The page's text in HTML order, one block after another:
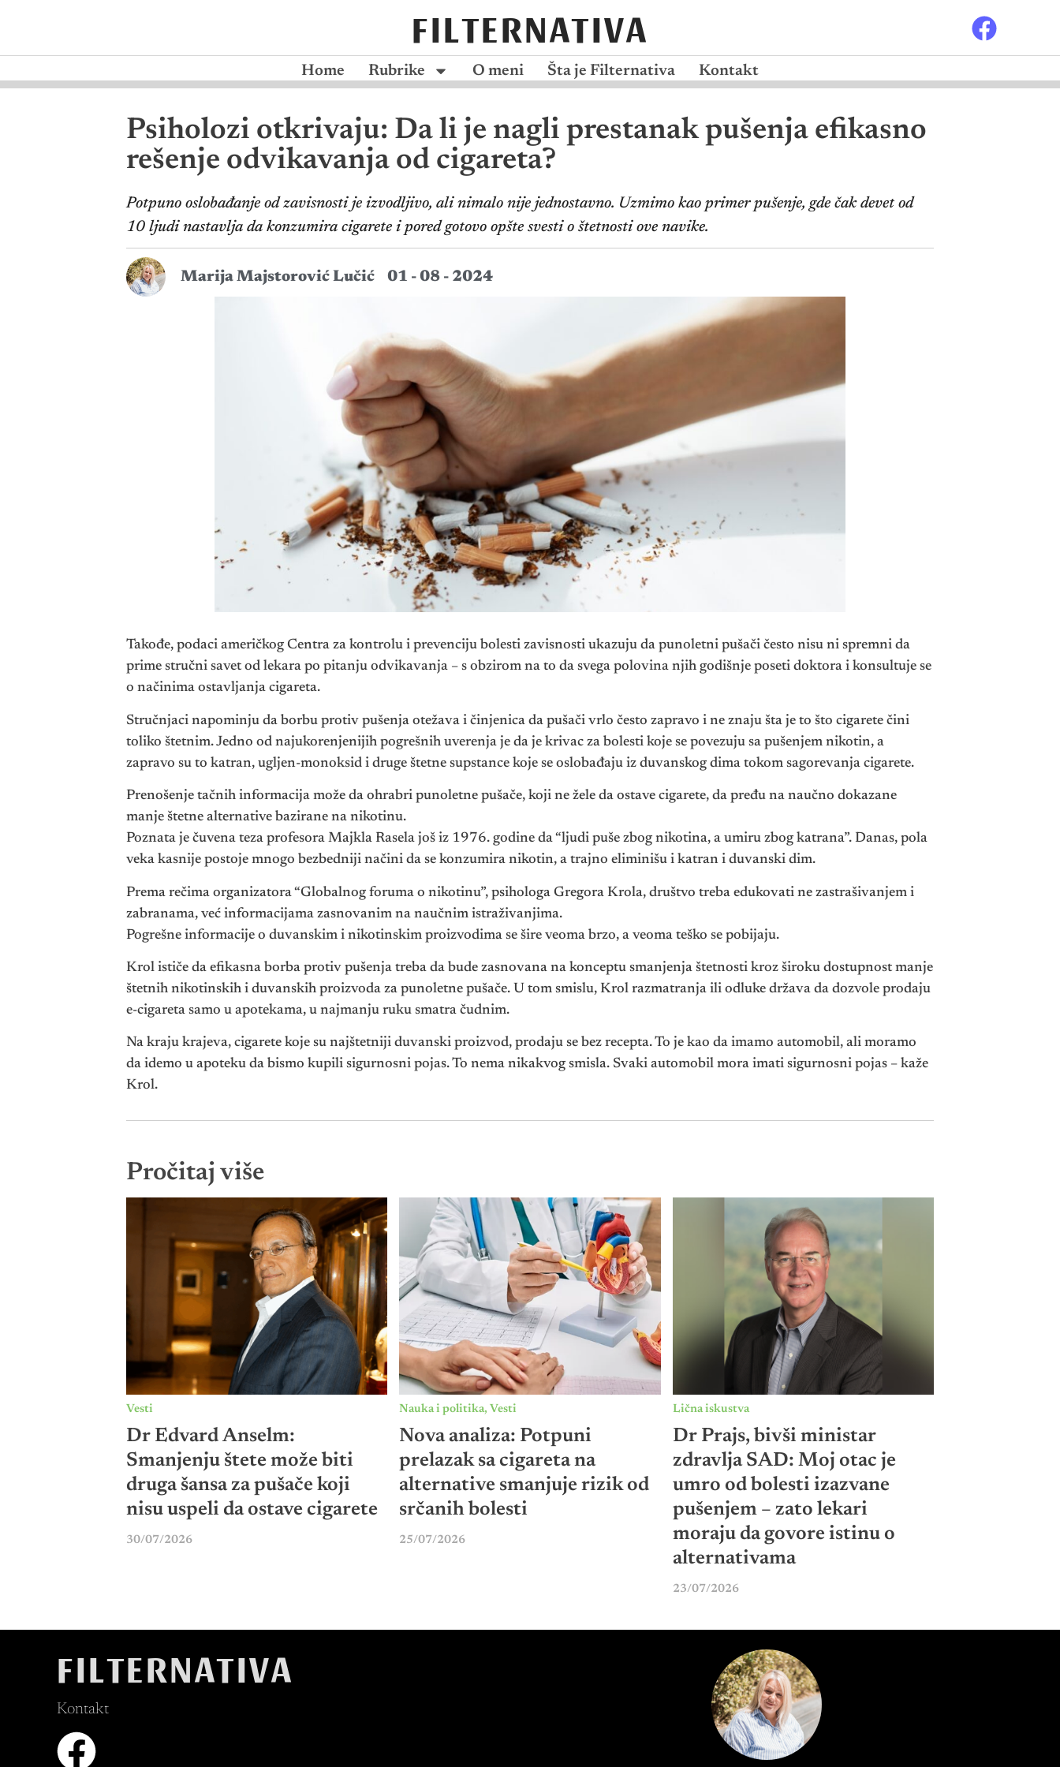
FILTERNATIVA
Home Rubrike O meni Šta je Filternativa Kontakt
Psiholozi otkrivaju: Da li je nagli prestanak pušenja efikasno
rešenje odvikavanja od cigareta?
Potpuno oslobađanje od zavisnosti je izvodljivo, ali nimalo nije jednostavno. Uzmimo kao primer pušenje, gde čak devet od
10 ljudi nastavlja da konzumira cigarete i pored gotovo opšte svesti o štetnosti ove navike.
Marija Majstorović Lučić 01 - 08 - 2024
Takođe, podaci američkog Centra za kontrolu i prevenciju bolesti zavisnosti ukazuju da punoletni pušači često nisu ni spremni da
prime stručni savet od lekara po pitanju odvikavanja – s obzirom na to da svega polovina njih godišnje poseti doktora i konsultuje se
o načinima ostavljanja cigareta.
Stručnjaci napominju da borbu protiv pušenja otežava i činjenica da pušači vrlo često zapravo i ne znaju šta je to što cigarete čini
toliko štetnim. Jedno od najukorenjenijih pogrešnih uverenja je da je krivac za bolesti koje se povezuju sa pušenjem nikotin, a
zapravo su to katran, ugljen-monoksid i druge štetne supstance koje se oslobađaju iz duvanskog dima tokom sagorevanja cigarete.
Prenošenje tačnih informacija može da ohrabri punoletne pušače, koji ne žele da ostave cigarete, da pređu na naučno dokazane
manje štetne alternative bazirane na nikotinu.
Poznata je čuvena teza profesora Majkla Rasela još iz 1976. godine da “ljudi puše zbog nikotina, a umiru zbog katrana”. Danas, pola
veka kasnije postoje mnogo bezbedniji načini da se konzumira nikotin, a trajno eliminišu i katran i duvanski dim.
Prema rečima organizatora “Globalnog foruma o nikotinu”, psihologa Gregora Krola, društvo treba edukovati ne zastrašivanjem i
zabranama, već informacijama zasnovanim na naučnim istraživanjima.
Pogrešne informacije o duvanskim i nikotinskim proizvodima se šire veoma brzo, a veoma teško se pobijaju.
Krol ističe da efikasna borba protiv pušenja treba da bude zasnovana na konceptu smanjenja štetnosti kroz široku dostupnost manje
štetnih nikotinskih i duvanskih proizvoda za punoletne pušače. U tom smislu, Krol razmatranja ili odluke država da dozvole prodaju
e-cigareta samo u apotekama, u najmanju ruku smatra čudnim.
Na kraju krajeva, cigarete koje su najštetniji duvanski proizvod, prodaju se bez recepta. To je kao da imamo automobil, ali moramo
da idemo u apoteku da bismo kupili sigurnosni pojas. To nema nikakvog smisla. Svaki automobil mora imati sigurnosni pojas – kaže
Krol.
Pročitaj više
Vesti
Dr Edvard Anselm:
Smanjenju štete može biti
druga šansa za pušače koji
nisu uspeli da ostave cigarete
30/07/2026
Nauka i politika,Vesti
Nova analiza: Potpuni
prelazak sa cigareta na
alternative smanjuje rizik od
srčanih bolesti
25/07/2026
Lična iskustva
Dr Prajs, bivši ministar
zdravlja SAD: Moj otac je
umro od bolesti izazvane
pušenjem – zato lekari
moraju da govore istinu o
alternativama
23/07/2026
FILTERNATIVA
Kontakt